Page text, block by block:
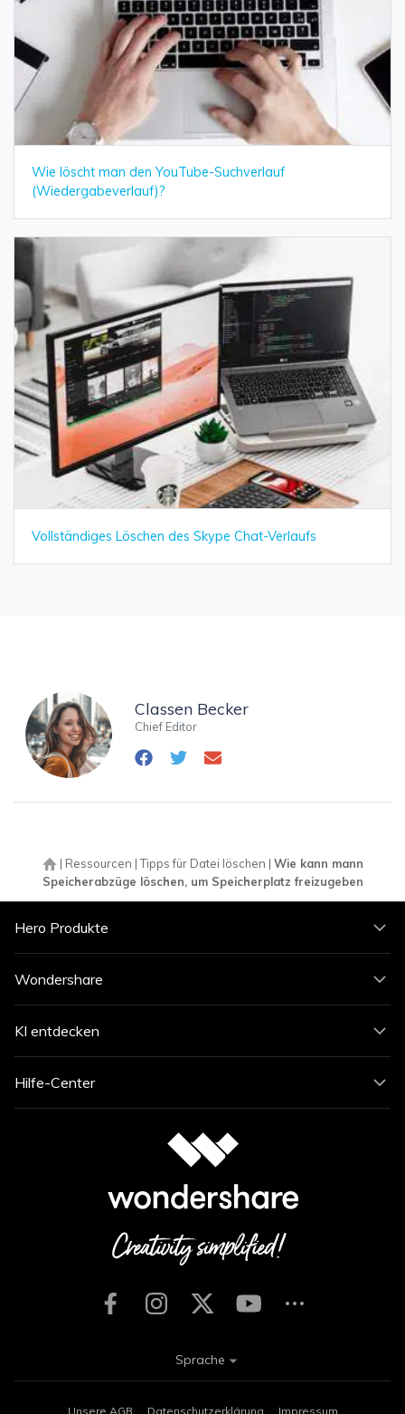
Wie löscht man den YouTube-Suchverlauf
(Wiedergabeverlauf)?
Vollständiges Löschen des Skype Chat-Verlaufs
Classen Becker
Chief Editor
| Ressourcen |Tipps für Datei löschen | Wie kann mann
Speicherabzüge löschen, um Speicherplatz freizugeben
Hero Produkte
Wondershare
KI entdecken
Hilfe-Center
Unsere AGB Datenschutzerklärung Impressum
Sprache